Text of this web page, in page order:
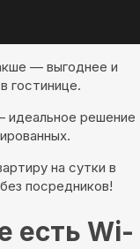
— выгоднее и
гостинице.
идеальное решение
на сутки в
посредников!
есть Wi-